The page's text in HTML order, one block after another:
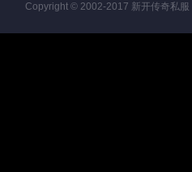
Copyright © 2002-2017 新开传奇私服